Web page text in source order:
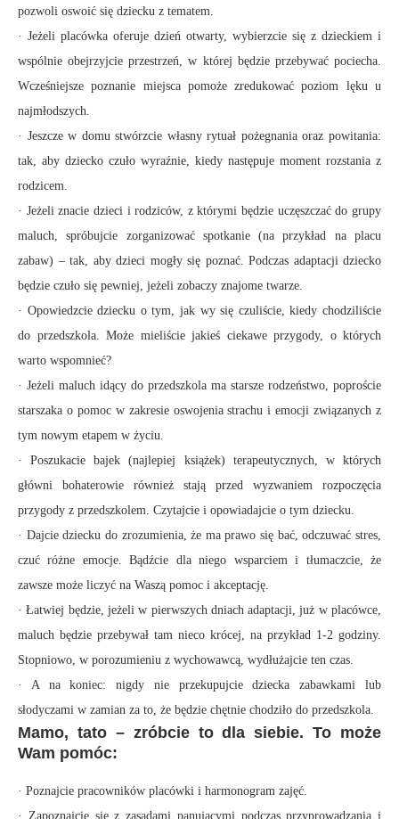
pozwoli oswoić się dziecku z tematem.
· Jeżeli placówka oferuje dzień otwarty, wybierzcie się z dzieckiem i
wspólnie obejrzyjcie przestrzeń, w której będzie przebywać pociecha.
Wcześniejsze poznanie miejsca pomoże zredukować poziom lęku u
najmłodszych.
· Jeszcze w domu stwórzcie własny rytuał pożegnania oraz powitania:
tak, aby dziecko czuło wyraźnie, kiedy następuje moment rozstania z
rodzicem.
· Jeżeli znacie dzieci i rodziców, z którymi będzie uczęszczać do grupy
maluch, spróbujcie zorganizować spotkanie (na przykład na placu
zabaw) – tak, aby dzieci mogły się poznać. Podczas adaptacji dziecko
będzie czuło się pewniej, jeżeli zobaczy znajome twarze.
· Opowiedzcie dziecku o tym, jak wy się czuliście, kiedy chodziliście
do przedszkola. Może mieliście jakieś ciekawe przygody, o których
warto wspomnieć?
· Jeżeli maluch idący do przedszkola ma starsze rodzeństwo, poproście
starszaka o pomoc w zakresie oswojenia strachu i emocji związanych z
tym nowym etapem w życiu.
· Poszukacie bajek (najlepiej książek) terapeutycznych, w których
główni bohaterowie również stają przed wyzwaniem rozpoczęcia
przygody z przedszkolem. Czytajcie i opowiadajcie o tym dziecku.
· Dajcie dziecku do zrozumienia, że ma prawo się bać, odczuwać stres,
czuć różne emocje. Bądźcie dla niego wsparciem i tłumaczcie, że
zawsze może liczyć na Waszą pomoc i akceptację.
· Łatwiej będzie, jeżeli w pierwszych dniach adaptacji, już w placówce,
maluch będzie przebywał tam nieco krócej, na przykład 1-2 godziny.
Stopniowo, w porozumieniu z wychowawcą, wydłużajcie ten czas.
· A na koniec: nigdy nie przekupujcie dziecka zabawkami lub
słodyczami w zamian za to, że będzie chętnie chodziło do przedszkola.
Mamo, tato – zróbcie to dla siebie. To może
Wam pomóc:
· Poznajcie pracowników placówki i harmonogram zajęć.
· Zapoznajcie się z zasadami panującymi podczas przyprowadzania i